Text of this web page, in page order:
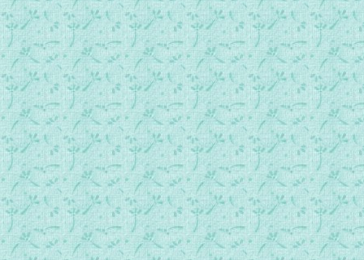
43.第二十六篇：猎人与鹿.mp3
43.第二十六篇：猎人与鹿01.mp3
44.第二十六篇：猎人与鹿02.mp3
45.第二十七篇：尼泊尔王之迎请.mp3
46.第二十八篇：长寿女神之侵袭01.mp3
47.第二十八篇：长寿女神之侵袭02.mp3
48.第二十九篇：长寿女神之度化01.mp3
49.第二十九篇：长寿女神之度化02.mp3
50.第二十九篇：长寿女神之度化03.mp3